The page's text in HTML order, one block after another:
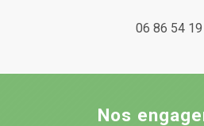
06 86 54
Nos